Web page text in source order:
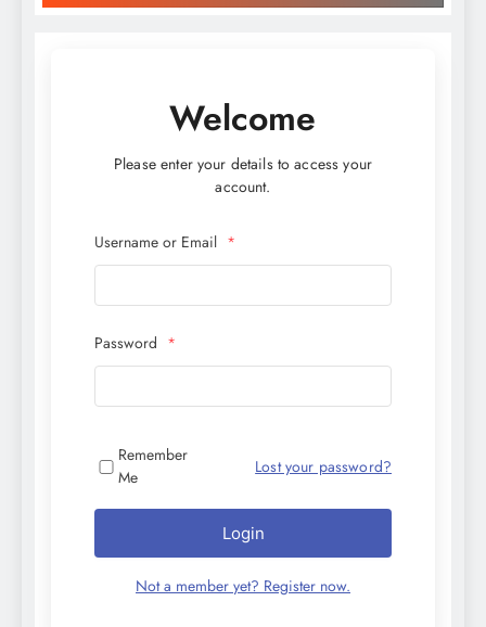
Welcome
Please enter your details to access your
account.
Username or Email *
Password *
Remember
Me
Lost your password?
Login
Not a member yet? Register now.